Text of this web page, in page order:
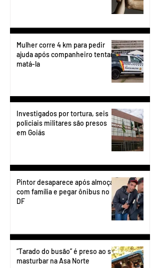
Mulher corre 4 km para pedir
ajuda após companheiro tentar
matá-la
Investigados por tortura, seis
policiais militares são presos
em Goiás
Pintor desaparece após almoçar
com família e pegar ônibus no
DF
“Tarado do busão” é preso ao se
masturbar na Asa Norte